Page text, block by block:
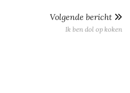
Volgende bericht
Ik ben dol op koken